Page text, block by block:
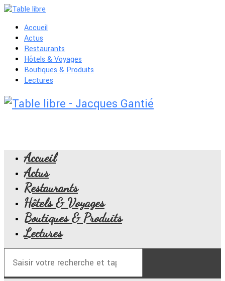
Accueil
Actus
Restaurants
Hôtels & Voyages
Boutiques & Produits
Lectures
Accueil
Actus
Restaurants
Hôtels & Voyages
Boutiques & Produits
Lectures